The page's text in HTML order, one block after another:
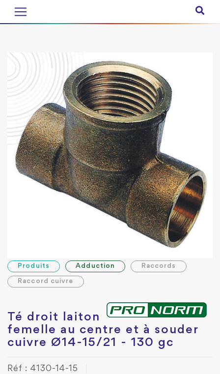
Produits Adduction Raccords
Raccord cuivre
Té droit laiton
femelle au centre et à souder
cuivre Ø14-15/21 - 130 gc
Réf : 4130-14-15